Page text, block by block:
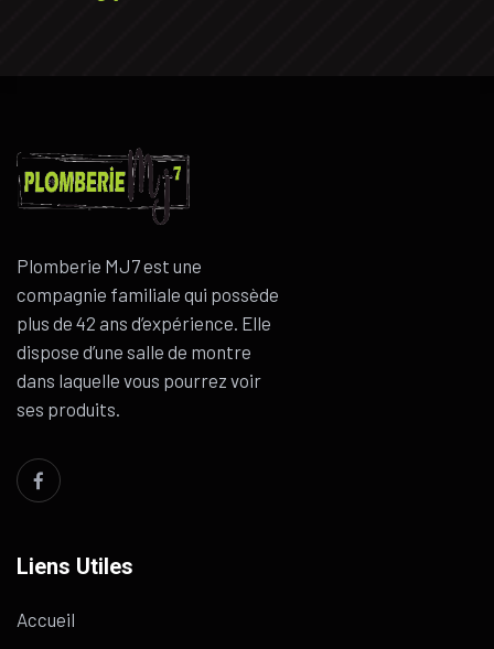
Plomberie MJ7 est une
compagnie familiale qui possède
plus de 42 ans d’expérience. Elle
dispose d’une salle de montre
dans laquelle vous pourrez voir
ses produits.
Liens Utiles
Accueil